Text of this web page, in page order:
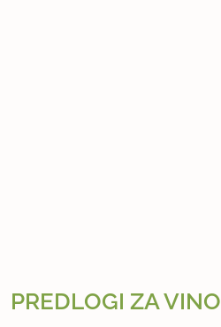
PREDLOGI ZA VINO